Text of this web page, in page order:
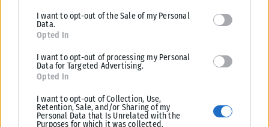
I want to opt-out of the Sale of my Personal
Data.
Opted In
I want to opt-out of processing my Personal
Data for Targeted Advertising.
Opted In
I want to opt-out of Collection, Use,
Retention, Sale, and/or Sharing of my
Personal Data that Is Unrelated with the
Purposes for which it was collected.